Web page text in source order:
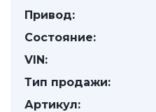
Привод:
Состояние:
VIN:
Тип продажи:
Артикул: